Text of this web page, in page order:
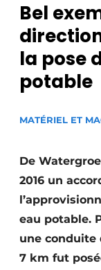
Podcasts
Privacy /
S’inscrire
S’inscrire
Construction
Contrôle
Éclairage
Bel
la pose
potable
MATÉRIEL ET
De
2016 un
eau potable.
une conduite
7 km fut